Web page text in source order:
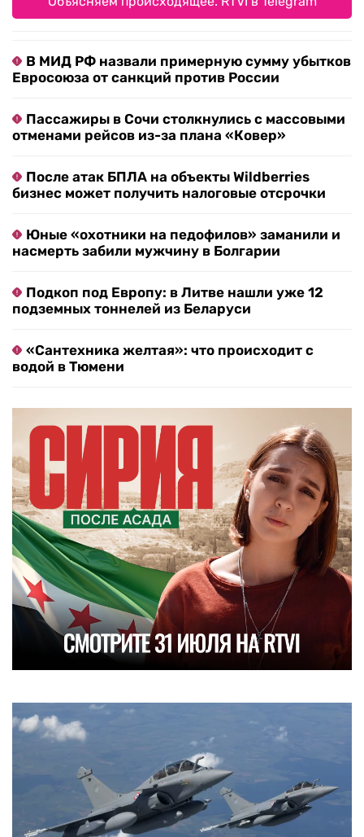
В МИД РФ назвали примерную сумму убытков
Евросоюза от санкций против России
Пассажиры в Сочи столкнулись с массовыми
отменами рейсов из-за плана «Ковер»
После атак БПЛА на объекты Wildberries
бизнес может получить налоговые отсрочки
Юные «охотники на педофилов» заманили и
насмерть забили мужчину в Болгарии
Подкоп под Европу: в Литве нашли уже 12
подземных тоннелей из Беларуси
«Сантехника желтая»: что происходит с
водой в Тюмени